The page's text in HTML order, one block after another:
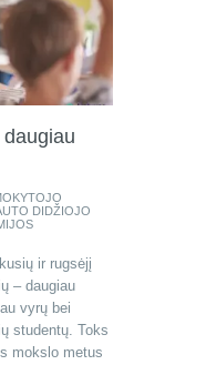
DIDŽIOJO
ir rugsėjį
– daugiau
vyrų bei
studentų. Toks
mokslo metus